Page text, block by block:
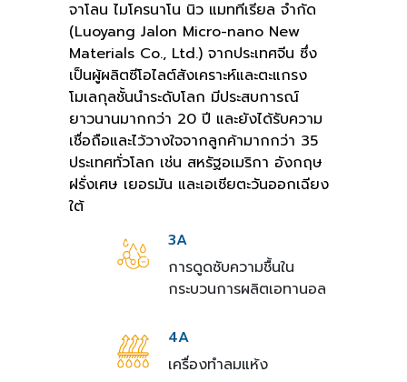
จาโลน ไมโครนาโน นิว แมททีเรียล จำกัด
(Luoyang Jalon Micro-nano New
Materials Co., Ltd.) จากประเทศจีน ซึ่ง
เป็นผู้ผลิตซีโอไลต์สังเคราะห์และตะแกรง
โมเลกุลชั้นนำระดับโลก มีประสบการณ์
ยาวนานมากกว่า 20 ปี และยังได้รับความ
เชื่อถือและไว้วางใจจากลูกค้ามากกว่า 35
ประเทศทั่วโลก เช่น สหรัฐอเมริกา อังกฤษ
ฝรั่งเศษ เยอรมัน และเอเชียตะวันออกเฉียง
ใต้
3A
การดูดซับความชื้นใน
กระบวนการผลิตเอทานอล
4A
เครื่องทำลมแห้ง